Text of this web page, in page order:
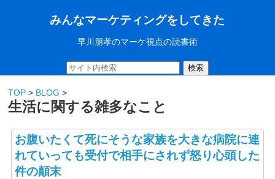
みんなマーケティングをしてきた
早川朋孝のマーケ視点の読書術
検索
TOP > BLOG >
生活に関する雑多なこと
お腹いたくて死にそうな家族を大きな病院に連
れていっても受付で相手にされず怒り心頭した
件の顛末